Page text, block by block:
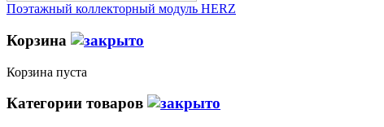
Поэтажный коллекторный модуль HERZ
Корзина
Корзина пуста
Категории товаров